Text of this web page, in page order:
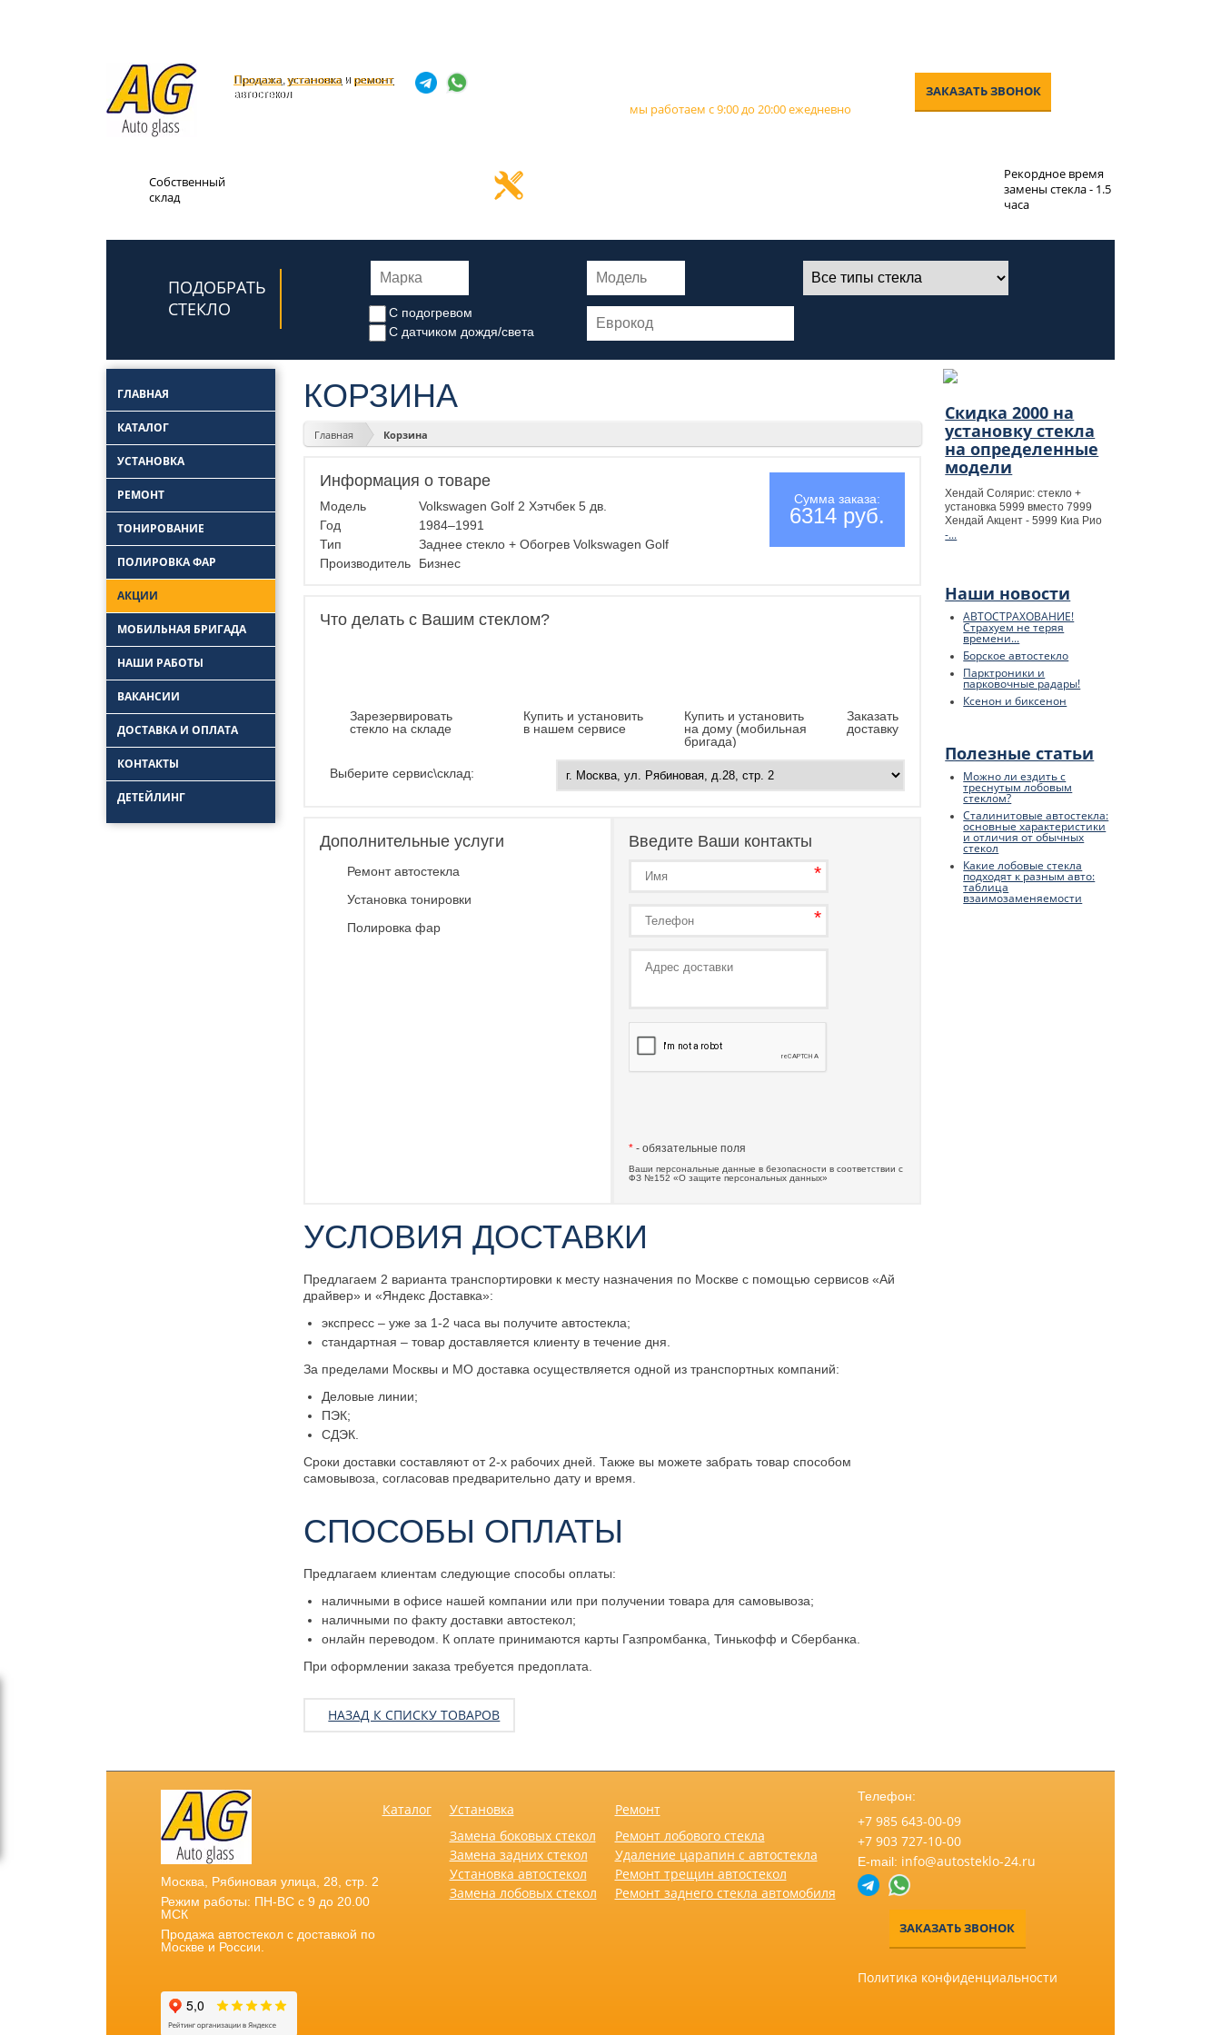
Продажа,установка и ремонт
автостекол
мы работаем с 9:00 до 20:00 ежедневно
ЗАКАЗАТЬ ЗВОНОК
Собственный
склад
Рекордное время
замены стекла - 1.5
часа
ПОДОБРАТЬ
СТЕКЛО
С подогревом
С датчиком дождя/света
ГЛАВНАЯ
КАТАЛОГ
УСТАНОВКА
стекол
Замена лобовых
РЕМОНТ
стекла
автостекла
Ремонт трещин
автостекол
Ремонт заднего
стекла автомобиля
ТОНИРОВАНИЕ
ПОЛИРОВКА ФАР
АКЦИИ
МОБИЛЬНАЯ БРИГАДА
НАШИ РАБОТЫ
ВАКАНСИИ
ДОСТАВКА И ОПЛАТА
КОНТАКТЫ
ДЕТЕЙЛИНГ
Полировка
КОРЗИНА
Главная Корзина
Сумма заказа:
6314 руб.
Информация о товаре
Модель
Volkswagen Golf 2 Хэтчбек 5 дв.
Год
1984–1991
Тип
Заднее стекло + Обогрев Volkswagen Golf
Производитель
Бизнес
Что делать с Вашим стеклом?
Зарезервировать
стекло на складе
Купить и установить
в нашем сервисе
Купить и установить
на дому (мобильная
бригада)
Заказать
доставку
Выберите сервис\склад:
Дополнительные услуги
Ремонт автостекла
Установка тонировки
Полировка фар
Введите Ваши контакты
* - обязательные поля
Ваши персональные данные в безопасности в соответствии с
ФЗ №152 «О защите персональных данных»
УСЛОВИЯ ДОСТАВКИ
Предлагаем 2 варианта транспортировки к месту назначения по Москве с помощью сервисов «Ай
драйвер» и «Яндекс Доставка»:
экспресс – уже за 1-2 часа вы получите автостекла;
стандартная – товар доставляется клиенту в течение дня.
За пределами Москвы и МО доставка осуществляется одной из транспортных компаний:
Деловые линии;
ПЭК;
СДЭК.
Сроки доставки составляют от 2-х рабочих дней. Также вы можете забрать товар способом
самовывоза, согласовав предварительно дату и время.
СПОСОБЫ ОПЛАТЫ
Предлагаем клиентам следующие способы оплаты:
наличными в офисе нашей компании или при получении товара для самовывоза;
наличными по факту доставки автостекол;
онлайн переводом. К оплате принимаются карты Газпромбанка, Тинькофф и Сбербанка.
При оформлении заказа требуется предоплата.
НАЗАД К СПИСКУ ТОВАРОВ
Скидка 2000 на
установку стекла
на определенные
модели
Хендай Солярис: стекло +
установка 5999 вместо 7999
Хендай Акцент - 5999 Киа Рио
-...
Наши новости
АВТОСТРАХОВАНИЕ!
Страхуем не теряя
времени...
Борское автостекло
Парктроники и
парковочные радары!
Ксенон и биксенон
Полезные статьи
Можно ли ездить с
треснутым лобовым
стеклом?
Сталинитовые автостекла:
основные характеристики
и отличия от обычных
стекол
Какие лобовые стекла
подходят к разным авто:
таблица
взаимозаменяемости
Москва, Рябиновая улица, 28, стр. 2
Режим работы: ПН-ВС с 9 до 20.00
МСК
Продажа автостекол с доставкой по
Москве и России.
Каталог
Установка
Замена боковых стекол
Замена задних стекол
Установка автостекол
Замена лобовых стекол
Ремонт
Ремонт лобового стекла
Удаление царапин с автостекла
Ремонт трещин автостекол
Ремонт заднего стекла автомобиля
Телефон:
+7 985 643-00-09
+7 903 727-10-00
E-mail: info@autosteklo-24.ru
ЗАКАЗАТЬ ЗВОНОК
Политика конфиденциальности